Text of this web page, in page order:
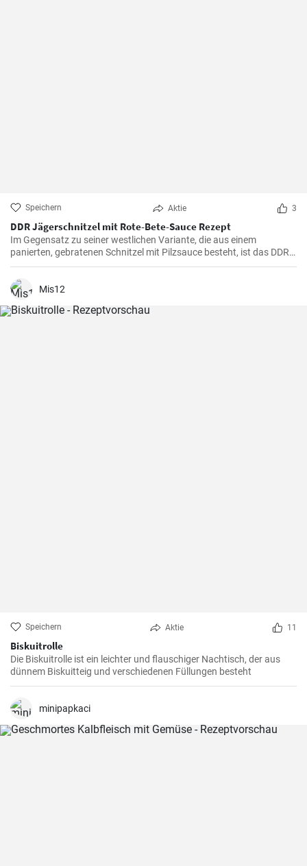
Speichern Aktie 3
DDR Jägerschnitzel mit Rote-Bete-Sauce Rezept
Im Gegensatz zu seiner westlichen Variante, die aus einem
panierten, gebratenen Schnitzel mit Pilzsauce besteht, ist das DDR-
Jägerschnitzel ein paniertes Jagdwurstschnitzel mit
Tomatensauce. Ein deftiges und schnelles Gericht, das eine
Mahlzeit für die ganze Familie oder Freunde bietet.
Mis12
Speichern Aktie 11
Biskuitrolle
Die Biskuitrolle ist ein leichter und flauschiger Nachtisch, der aus
dünnem Biskuitteig und verschiedenen Füllungen besteht
minipapkaci